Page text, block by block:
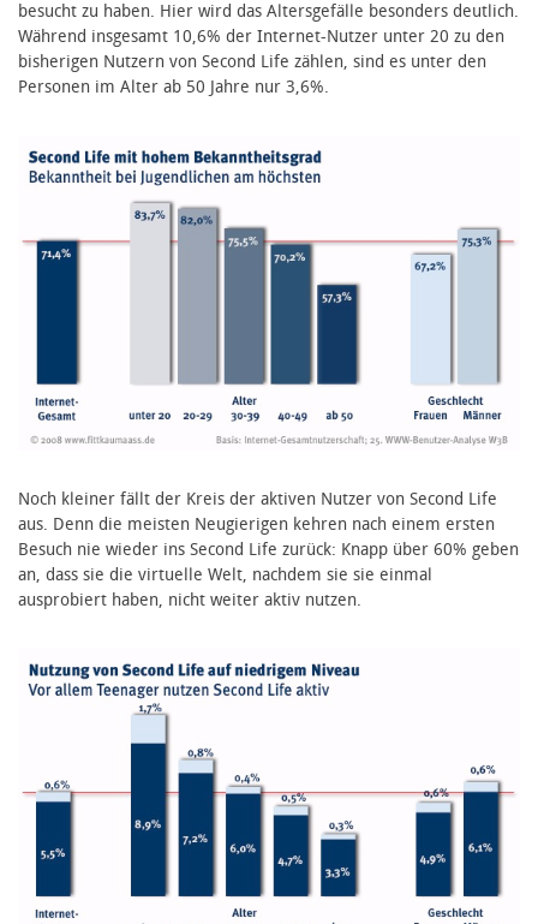
besucht zu haben. Hier wird das Altersgefälle besonders deutlich.
Während insgesamt 10,6% der Internet-Nutzer unter 20 zu den
bisherigen Nutzern von Second Life zählen, sind es unter den
Personen im Alter ab 50 Jahre nur 3,6%.
Noch kleiner fällt der Kreis der aktiven Nutzer von Second Life
aus. Denn die meisten Neugierigen kehren nach einem ersten
Besuch nie wieder ins Second Life zurück: Knapp über 60% geben
an, dass sie die virtuelle Welt, nachdem sie sie einmal
ausprobiert haben, nicht weiter aktiv nutzen.